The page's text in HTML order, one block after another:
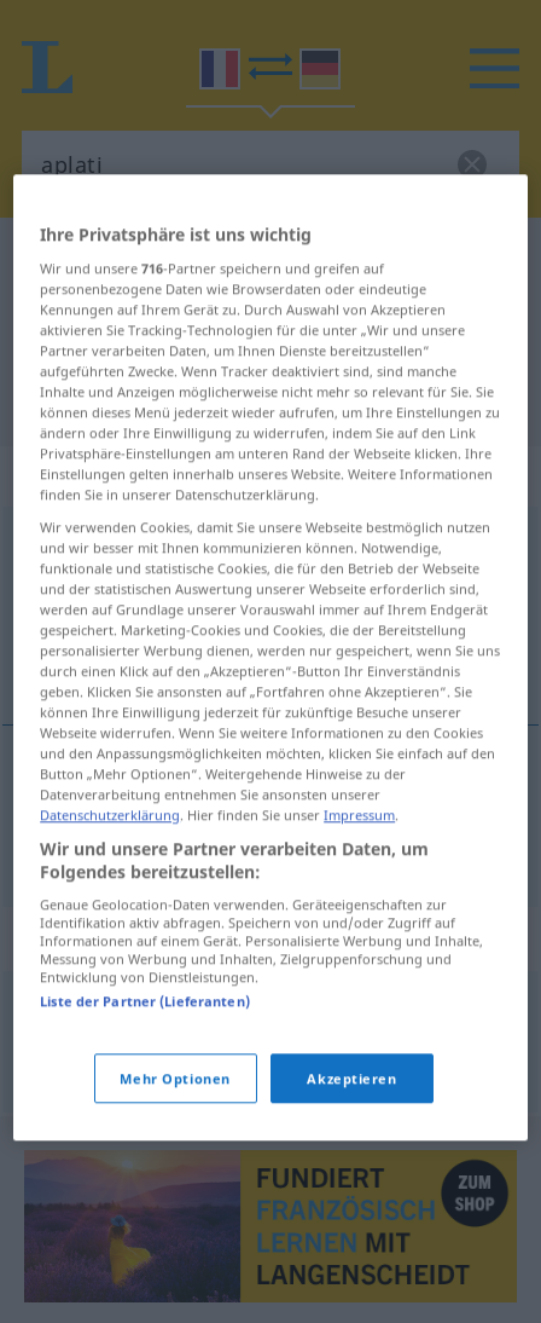
Französisch-Deutsch Übersetzung
für "aplati"
"aplati" Deutsch Übersetzung
„aplati“: adjectif (qualificatif)
aplati [aplati]adj <aplatie>
Übersicht aller Übersetzungen
(Für mehr Details die Übersetzung anklicken/antippen)
platt, platt, breit gedrückt
platt aplati
platt,breit gedrückt aplati
Synonyme für "aplati"
© myThes Dicollecte
Ihre Privatsphäre ist uns wichtig
Wir und unsere716-Partner speichern und greifen auf
personenbezogene Daten wie Browserdaten oder eindeutige
Kennungen auf Ihrem Gerät zu. Durch Auswahl von Akzeptieren
aktivieren Sie Tracking-Technologien für die unter „Wir und unsere
Partner verarbeiten Daten, um Ihnen Dienste bereitzustellen“
aufgeführten Zwecke. Wenn Tracker deaktiviert sind, sind manche
Inhalte und Anzeigen möglicherweise nicht mehr so relevant für Sie. Sie
können dieses Menü jederzeit wieder aufrufen, um Ihre Einstellungen zu
ändern oder Ihre Einwilligung zu widerrufen, indem Sie auf den Link
Privatsphäre-Einstellungen am unteren Rand der Webseite klicken. Ihre
Einstellungen gelten innerhalb unseres Website. Weitere Informationen
finden Sie in unserer Datenschutzerklärung.
Wir verwenden Cookies, damit Sie unsere Webseite bestmöglich nutzen
und wir besser mit Ihnen kommunizieren können. Notwendige,
funktionale und statistische Cookies, die für den Betrieb der Webseite
und der statistischen Auswertung unserer Webseite erforderlich sind,
werden auf Grundlage unserer Vorauswahl immer auf Ihrem Endgerät
gespeichert. Marketing-Cookies und Cookies, die der Bereitstellung
personalisierter Werbung dienen, werden nur gespeichert, wenn Sie uns
durch einen Klick auf den „Akzeptieren“-Button Ihr Einverständnis
geben. Klicken Sie ansonsten auf „Fortfahren ohne Akzeptieren“. Sie
können Ihre Einwilligung jederzeit für zukünftige Besuche unserer
Webseite widerrufen. Wenn Sie weitere Informationen zu den Cookies
und den Anpassungsmöglichkeiten möchten, klicken Sie einfach auf den
Button „Mehr Optionen“. Weitergehende Hinweise zu der
Datenverarbeitung entnehmen Sie ansonsten unserer
Datenschutzerklärung. Hier finden Sie unserImpressum.
Wir und unsere Partner verarbeiten Daten, um
Folgendes bereitzustellen:
Genaue Geolocation-Daten verwenden. Geräteeigenschaften zur
Identifikation aktiv abfragen. Speichern von und/oder Zugriff auf
Informationen auf einem Gerät. Personalisierte Werbung und Inhalte,
Messung von Werbung und Inhalten, Zielgruppenforschung und
Entwicklung von Dienstleistungen.
Liste der Partner (Lieferanten)
Mehr Optionen Akzeptieren